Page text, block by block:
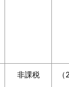
非課税